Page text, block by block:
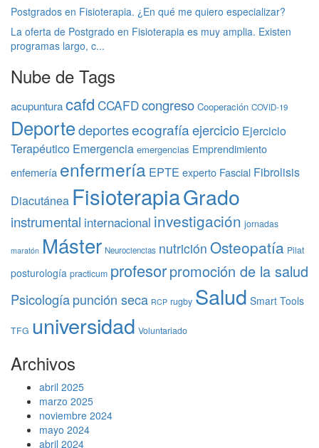
Postgrados en Fisioterapia. ¿En qué me quiero especializar?
La oferta de Postgrado en Fisioterapia es muy amplia. Existen
programas largo, c...
Nube de Tags
acupunturacafd CCAFDcongreso Cooperación COVID-19
Deportedeportesecografíaejercicio Ejercicio
Terapéutico Emergencia emergencias Emprendimiento
enfemería enfermería EPTE experto Fascial Fibrolisis
Diacutánea FisioterapiaGrado
instrumental internacional investigación jornadas
maratón Máster Neurociencias nutrición Osteopatía Pilat
posturología practicum profesorpromoción de la salud
Psicologíapunción seca RCP rugby Salud Smart Tools
TFG universidad Voluntariado
Archivos
abril 2025
marzo 2025
noviembre 2024
mayo 2024
abril 2024